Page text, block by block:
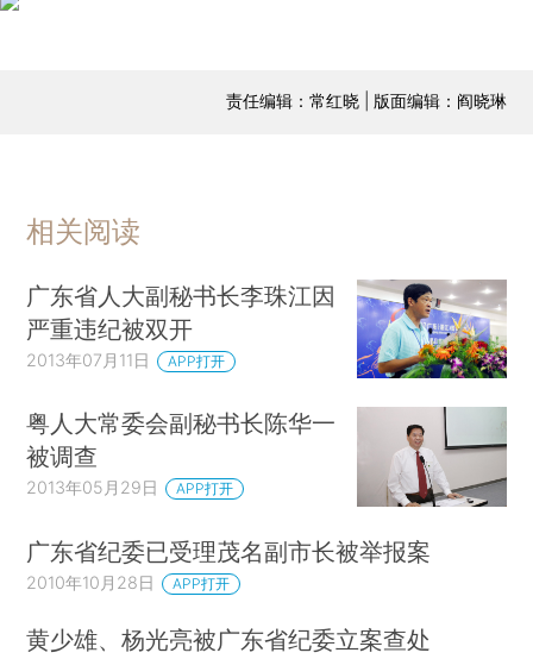
责任编辑：常红晓 | 版面编辑：阎晓琳
相关阅读
广东省人大副秘书长李珠江因
严重违纪被双开
2013年07月11日 APP打开
粤人大常委会副秘书长陈华一
被调查
2013年05月29日 APP打开
广东省纪委已受理茂名副市长被举报案
2010年10月28日 APP打开
黄少雄、杨光亮被广东省纪委立案查处